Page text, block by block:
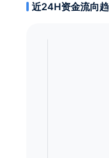
近24H资金流向